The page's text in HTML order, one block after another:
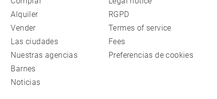
Alquiler
Vender
Las ciudades
Nuestras agencias
Barnes
Noticias
RGPD
Termes of service
Fees
Preferencias de cookies